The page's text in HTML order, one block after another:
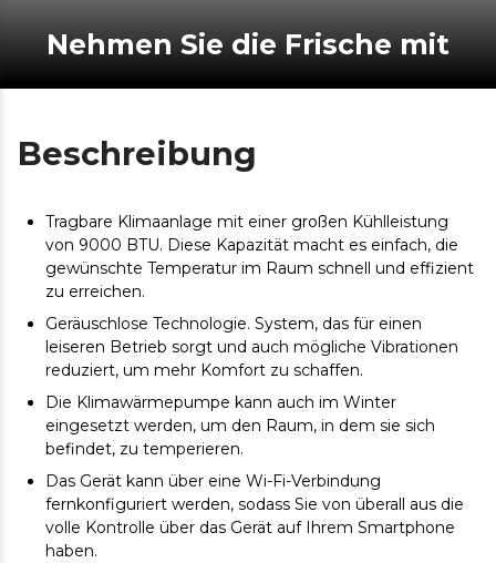
Nehmen Sie die Frische mit
Beschreibung
Tragbare Klimaanlage mit einer großen Kühlleistung
von 9000 BTU. Diese Kapazität macht es einfach, die
gewünschte Temperatur im Raum schnell und effizient
zu erreichen.
Geräuschlose Technologie. System, das für einen
leiseren Betrieb sorgt und auch mögliche Vibrationen
reduziert, um mehr Komfort zu schaffen.
Die Klimawärmepumpe kann auch im Winter
eingesetzt werden, um den Raum, in dem sie sich
befindet, zu temperieren.
Das Gerät kann über eine Wi-Fi-Verbindung
fernkonfiguriert werden, sodass Sie von überall aus die
volle Kontrolle über das Gerät auf Ihrem Smartphone
haben.